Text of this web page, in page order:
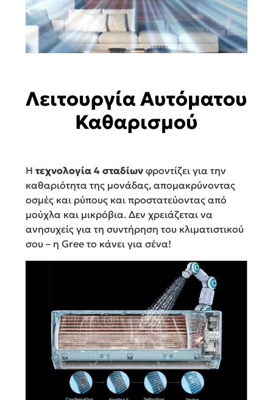
Λειτουργία Αυτόματου
Καθαρισμού
Η τεχνολογία 4 σταδίων φροντίζει για την
καθαριότητα της μονάδας, απομακρύνοντας
οσμές και ρύπους και προστατεύοντας από
μούχλα και μικρόβια. Δεν χρειάζεται να
ανησυχείς για τη συντήρηση του κλιματιστικού
σου – η Gree το κάνει για σένα!